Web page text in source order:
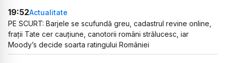
19:52Actualitate
PE SCURT: Barjele se scufundă greu, cadastrul revine online,
frații Tate cer cauțiune, canotorii români strălucesc, iar
Moody’s decide soarta ratingului României